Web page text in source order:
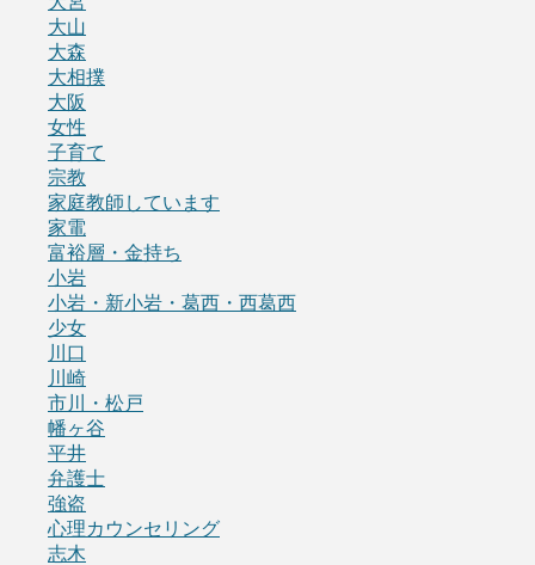
大山
大森
大相撲
大阪
女性
子育て
宗教
家庭教師しています
家電
富裕層・金持ち
小岩
小岩・新小岩・葛西・西葛西
少女
川口
川崎
市川・松戸
幡ヶ谷
平井
弁護士
強盗
心理カウンセリング
志木